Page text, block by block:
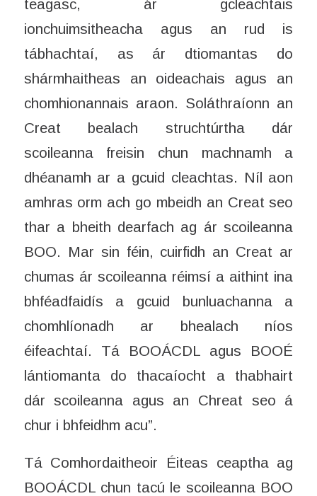
teagasc, ár gcleachtais
ionchuimsitheacha agus an rud is
tábhachtaí, as ár dtiomantas do
shármhaitheas an oideachais agus an
chomhionannais araon. Soláthraíonn an
Creat bealach struchtúrtha dár
scoileanna freisin chun machnamh a
dhéanamh ar a gcuid cleachtas. Níl aon
amhras orm ach go mbeidh an Creat seo
thar a bheith dearfach ag ár scoileanna
BOO. Mar sin féin, cuirfidh an Creat ar
chumas ár scoileanna réimsí a aithint ina
bhféadfaidís a gcuid bunluachanna a
chomhlíonadh ar bhealach níos
éifeachtaí. Tá BOOÁCDL agus BOOÉ
lántiomanta do thacaíocht a thabhairt
dár scoileanna agus an Chreat seo á
chur i bhfeidhm acu”.
Tá Comhordaitheoir Éiteas ceaptha ag
BOOÁCDL chun tacú le scoileanna BOO